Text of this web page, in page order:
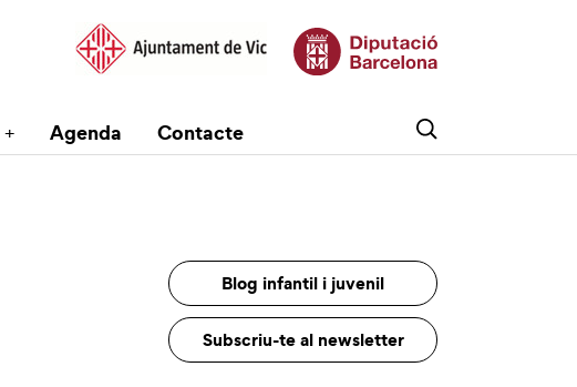
Agenda Contacte
Blog infantil i juvenil
Subscriu-te al newsletter